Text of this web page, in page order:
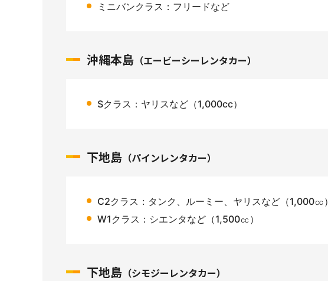
ミニバンクラス：フリードなど
沖縄本島 （エービーシーレンタカー）
Sクラス：ヤリスなど（1,000cc）
下地島 （パインレンタカー）
C2クラス：タンク、ルーミー、ヤリスなど（1,000㏄）
W1クラス：シエンタなど（1,500㏄）
下地島 （シモジーレンタカー）